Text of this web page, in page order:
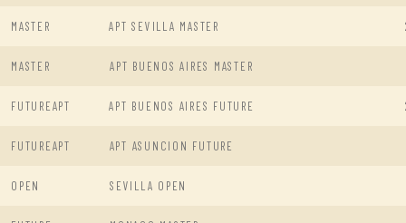
MASTER APT SEVILLA MASTER
MASTER APT BUENOS AIRES MASTER
FUTUREAPT APT BUENOS AIRES FUTURE
FUTUREAPT APT ASUNCION FUTURE
OPEN SEVILLA OPEN